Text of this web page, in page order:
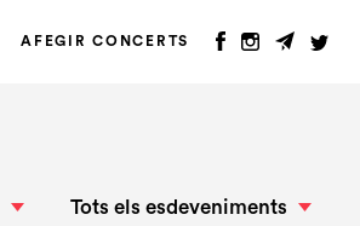
AFEGIR CONCERTS
Tots els esdeveniments